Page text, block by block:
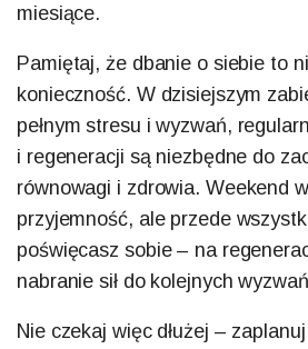
miesiące.
Pamiętaj, że dbanie o siebie to
konieczność. W dzisiejszym
pełnym stresu i wyzwań,
i regeneracji są niezbędne do
równowagi i zdrowia. Weekend
przyjemność, ale przede
poświęcasz sobie – na
nabranie sił do kolejnych
Nie czekaj więc dłużej –